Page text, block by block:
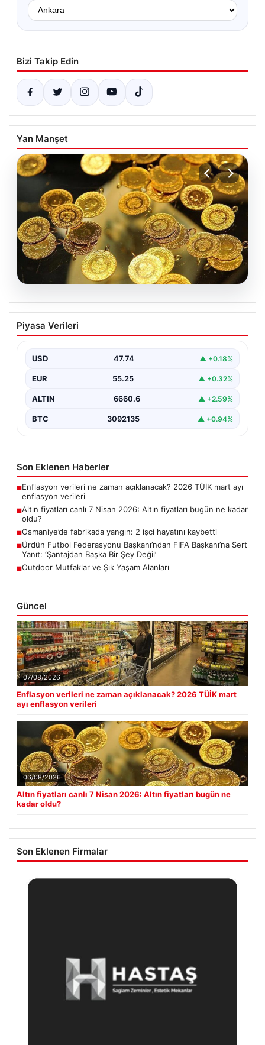
Bizi Takip Edin
Yan Manşet
06.08.2026
Altın fiyatları canlı 7 Nisan 2026: Altın
fiyatları bugün ne kadar oldu?
"content": "Altın piyasası, uluslararası…
Piyasa Verileri
USD 47.74 ▲ +0.18%
EUR 55.25 ▲ +0.32%
ALTIN 6660.6 ▲ +2.59%
BTC 3092135 ▲ +0.94%
Son Eklenen Haberler
■Enflasyon verileri ne zaman açıklanacak? 2026 TÜİK mart ayı
enflasyon verileri
■Altın fiyatları canlı 7 Nisan 2026: Altın fiyatları bugün ne kadar
oldu?
■Osmaniye’de fabrikada yangın: 2 işçi hayatını kaybetti
■Ürdün Futbol Federasyonu Başkanı’ndan FIFA Başkanı’na Sert
Yanıt: ‘Şantajdan Başka Bir Şey Değil’
■Outdoor Mutfaklar ve Şık Yaşam Alanları
Güncel
07/08/2026
Enflasyon verileri ne zaman açıklanacak? 2026 TÜİK mart
ayı enflasyon verileri
06/08/2026
Altın fiyatları canlı 7 Nisan 2026: Altın fiyatları bugün ne
kadar oldu?
Son Eklenen Firmalar